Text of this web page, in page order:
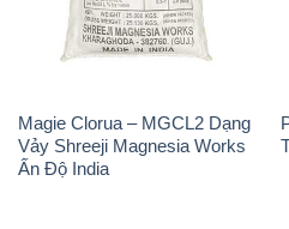
Ấn Độ India